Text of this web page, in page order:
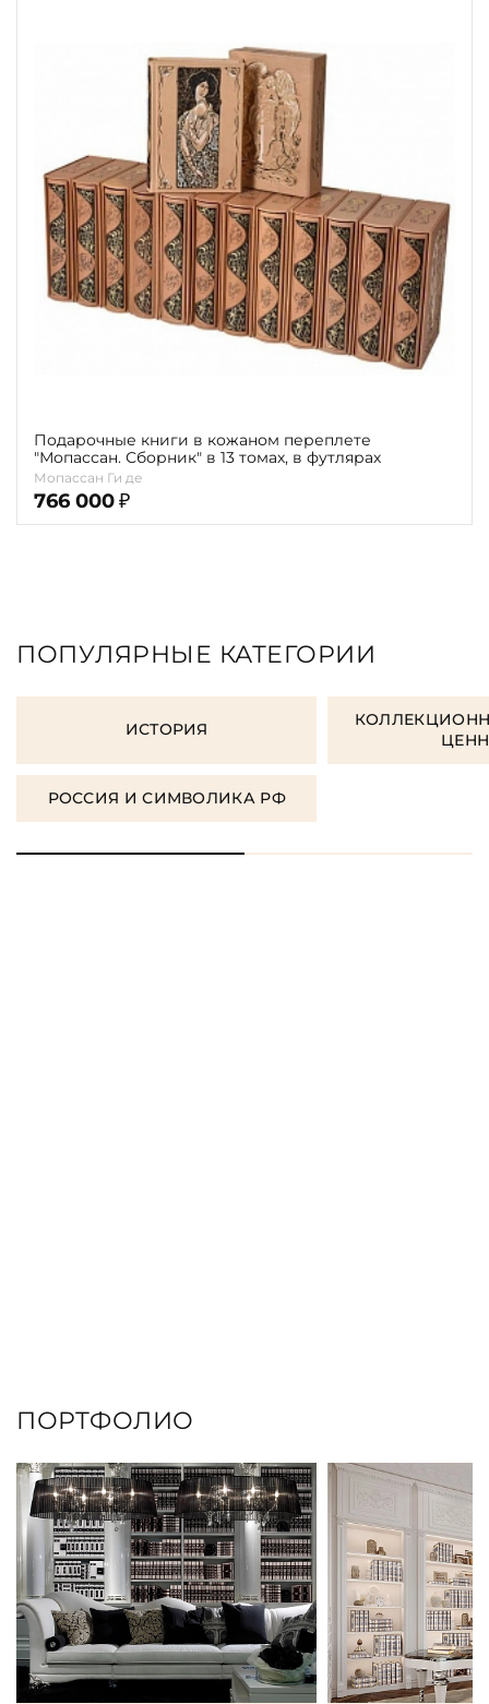
Подарочные книги в кожаном переплете
"Мопассан. Сборник" в 13 томах, в футлярах
Мопассан Ги де
766 000 ₽
ПОПУЛЯРНЫЕ КАТЕГОРИИ
ИСТОРИЯ
РОССИЯ И СИМВОЛИКА РФ
ПОРТФОЛИО